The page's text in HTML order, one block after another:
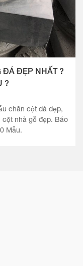
ĐÁ ĐẸP NHẤT ?
?
chân cột đá đẹp,
nhà gỗ đẹp. Báo
Mẫu.